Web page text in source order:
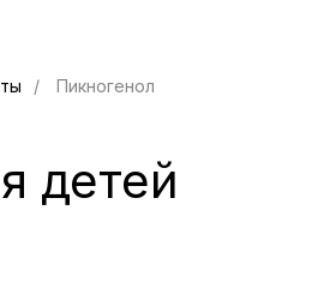
/ Пикногенол
детей